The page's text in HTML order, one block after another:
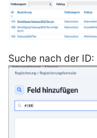
Suche nach der ID: